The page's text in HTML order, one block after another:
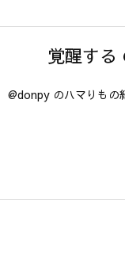
覚醒する
@donpy のハマりもの